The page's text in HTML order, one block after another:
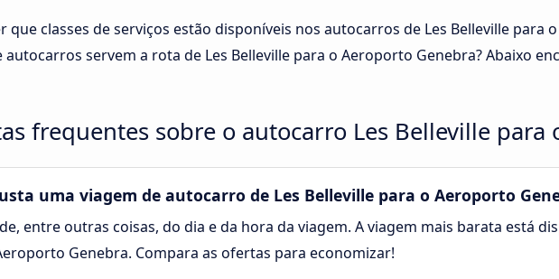
que classes de serviços estão disponíveis nos autocarros de Les Belleville para
autocarros servem a rota de Les Belleville para o Aeroporto Genebra? Abaixo
frequentes sobre o autocarro Les Belleville para
uma viagem de autocarro de Les Belleville para o Aeroporto
entre outras coisas, do dia e da hora da viagem. A viagem mais barata está
Genebra. Compara as ofertas para economizar!